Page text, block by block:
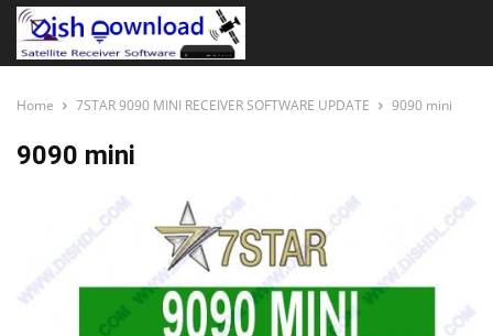
Home 7STAR 9090 MINI RECEIVER SOFTWARE UPDATE 9090 mini
9090 mini